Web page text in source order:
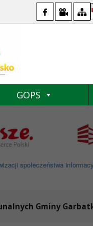
GOPS
społeczeństwa
Gminy